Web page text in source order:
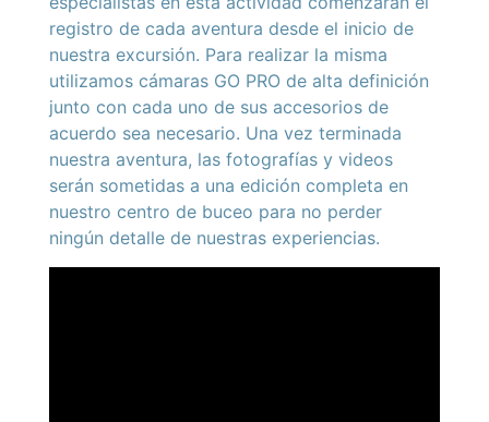
registro de cada aventura desde el inicio de
nuestra excursión. Para realizar la misma
utilizamos cámaras GO PRO de alta definición
junto con cada uno de sus accesorios de
acuerdo sea necesario. Una vez terminada
nuestra aventura, las fotografías y videos
serán sometidas a una edición completa en
nuestro centro de buceo para no perder
ningún detalle de nuestras experiencias.